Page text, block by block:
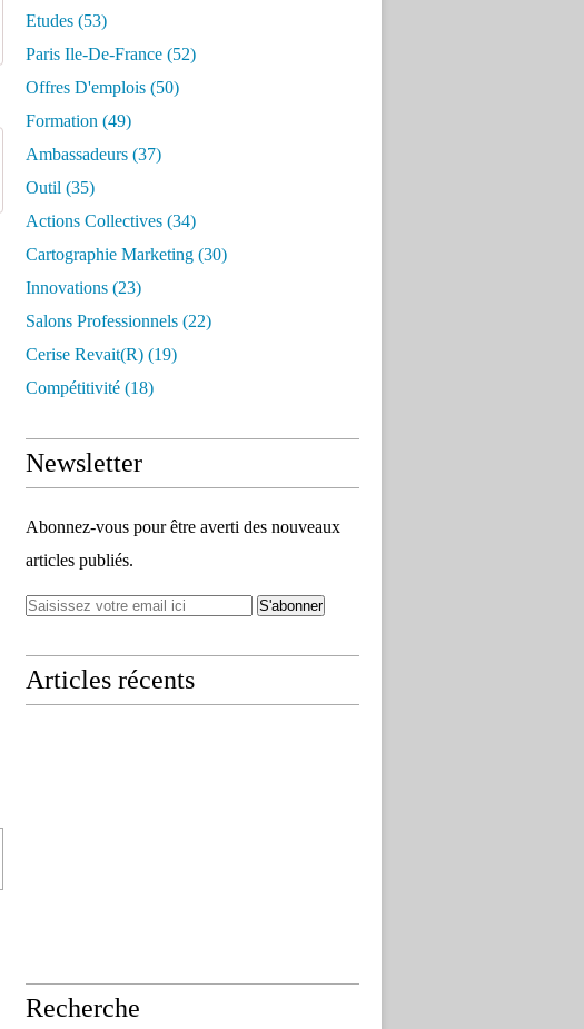
Etudes (53)
Paris Ile-De-France (52)
Offres D'emplois (50)
Formation (49)
Ambassadeurs (37)
Outil (35)
Actions Collectives (34)
Cartographie Marketing (30)
Innovations (23)
Salons Professionnels (22)
Cerise Revait(r) (19)
Compétitivité (18)
Newsletter
Abonnez-vous pour être averti des nouveaux
articles publiés.
Articles récents
Recherche